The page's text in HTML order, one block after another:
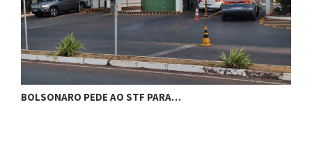
BOLSONARO PEDE AO STF PARA…